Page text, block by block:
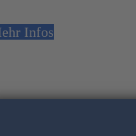
Infos